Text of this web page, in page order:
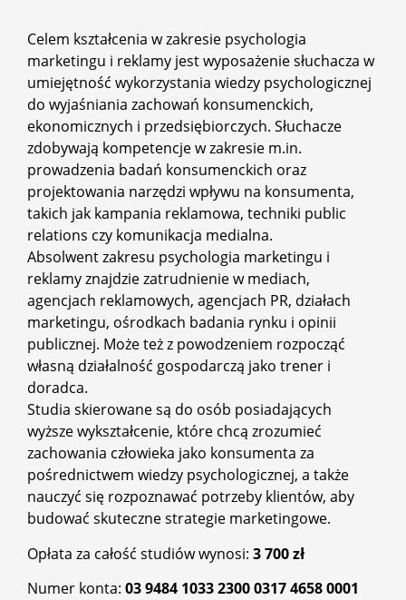
Celem kształcenia w zakresie psychologia
marketingu i reklamy jest wyposażenie słuchacza w
umiejętność wykorzystania wiedzy psychologicznej
do wyjaśniania zachowań konsumenckich,
ekonomicznych i przedsiębiorczych. Słuchacze
zdobywają kompetencje w zakresie m.in.
prowadzenia badań konsumenckich oraz
projektowania narzędzi wpływu na konsumenta,
takich jak kampania reklamowa, techniki public
relations czy komunikacja medialna.
Absolwent zakresu psychologia marketingu i
reklamy znajdzie zatrudnienie w mediach,
agencjach reklamowych, agencjach PR, działach
marketingu, ośrodkach badania rynku i opinii
publicznej. Może też z powodzeniem rozpocząć
własną działalność gospodarczą jako trener i
doradca.
Studia skierowane są do osób posiadających
wyższe wykształcenie, które chcą zrozumieć
zachowania człowieka jako konsumenta za
pośrednictwem wiedzy psychologicznej, a także
nauczyć się rozpoznawać potrzeby klientów, aby
budować skuteczne strategie marketingowe.
Opłata za całość studiów wynosi: 3 700 zł
Numer konta: 03 9484 1033 2300 0317 4658 0001